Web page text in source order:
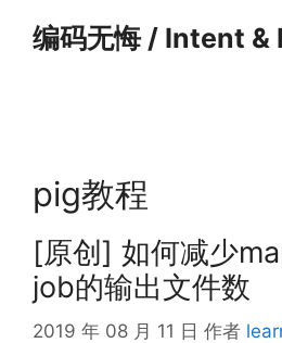
编码无悔 / Intent &
pig教程
[原创] 如何减少
job的输出文件数
2019 年 08 月 11 日 作者